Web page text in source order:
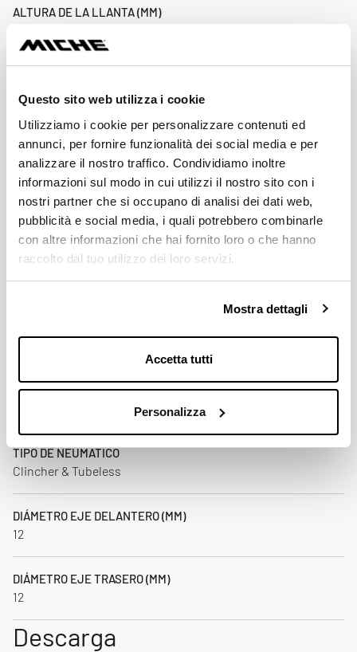
Questo sito web utilizza i cookie
Utilizziamo i cookie per personalizzare contenuti ed
annunci, per fornire funzionalità dei social media e per
analizzare il nostro traffico. Condividiamo inoltre
informazioni sul modo in cui utilizzi il nostro sito con i
nostri partner che si occupano di analisi dei dati web,
pubblicità e social media, i quali potrebbero combinarle
con altre informazioni che hai fornito loro o che hanno
raccolto dal tuo utilizzo dei loro servizi.
Mostra dettagli
Accetta tutti
Personalizza
ALTURA DE LA LLANTA (MM)
Disc Center Lock
ACCESORIOS INCLUIDOS
Instruction manual / Flap (only for Clincher version)
MATERIAL DE LA LLANTA
Alloy
NÚCLEO
AL 7075 T6 - Steel
DIMENSIONE DE NEUMATICOS
TIPO DE NEUMÁTICO
Clincher & Tubeless
DIÁMETRO EJE DELANTERO (MM)
12
DIÁMETRO EJE TRASERO (MM)
12
Descarga